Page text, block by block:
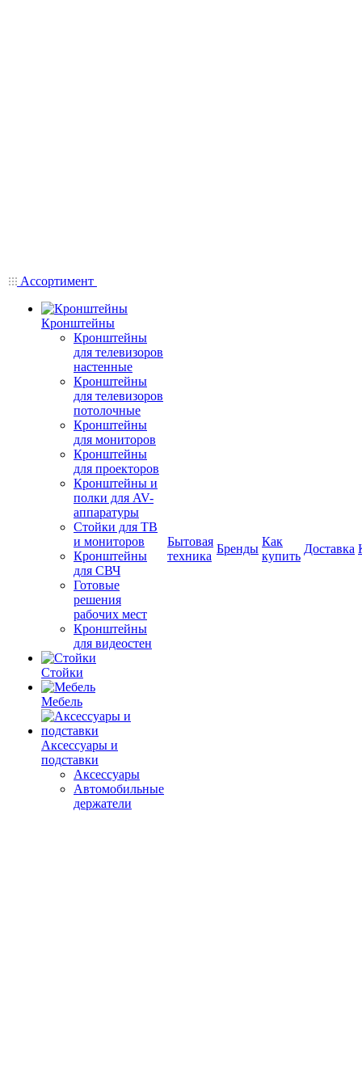
Ассортимент
Кронштейны
Кронштейны
для телевизоров
настенные
Кронштейны
для телевизоров
потолочные
Кронштейны
для мониторов
Кронштейны
для проекторов
Кронштейны и
полки для AV-
аппаратуры
Стойки для ТВ
и мониторов
Кронштейны
для СВЧ
Готовые
решения
рабочих мест
Кронштейны
для видеостен
Стойки
Мебель
Аксессуары и
подставки
Аксессуары
Автомобильные
держатели
Бытовая
техника
Бренды
Как
купить
Доставка